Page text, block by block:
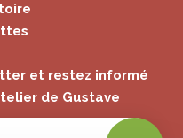
et restez informé
de Gustave